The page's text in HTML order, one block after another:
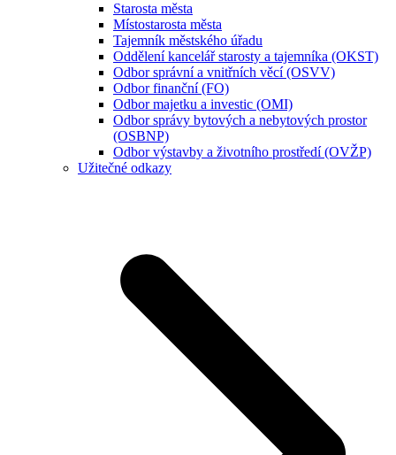
Starosta města
Místostarosta města
Tajemník městského úřadu
Oddělení kancelář starosty a tajemníka (OKST)
Odbor správní a vnitřních věcí (OSVV)
Odbor finanční (FO)
Odbor majetku a investic (OMI)
Odbor správy bytových a nebytových prostor
(OSBNP)
Odbor výstavby a životního prostředí (OVŽP)
Užitečné odkazy